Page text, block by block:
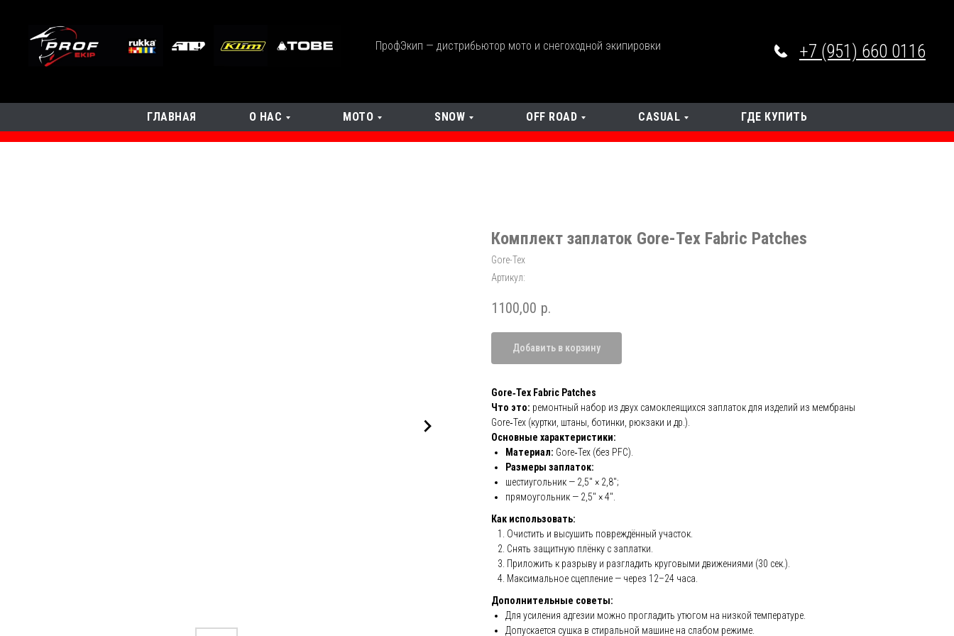
ПрофЭкип — дистрибьютор мото и снегоходной экипировки +7 (951) 660 0116
ГЛАВНАЯ О НАС МОТО SNOW OFF ROAD CASUAL ГДЕ КУПИТЬ
Комплект заплаток Gore-Tex Fabric Patches
Gore-Tex
Артикул:
1100,00 р.
Добавить в корзину
Gore‑Tex Fabric Patches
Что это: ремонтный набор из двух самоклеящихся заплаток для изделий из мембраны
Gore‑Tex (куртки, штаны, ботинки, рюкзаки и др.).
Основные характеристики:
Материал: Gore‑Tex (без PFC).
Размеры заплаток:
шестиугольник — 2,5″ × 2,8″;
прямоугольник — 2,5″ × 4″.
Как использовать:
Очистить и высушить повреждённый участок.
Снять защитную плёнку с заплатки.
Приложить к разрыву и разгладить круговыми движениями (30 сек.).
Максимальное сцепление — через 12–24 часа.
Дополнительные советы:
Для усиления адгезии можно прогладить утюгом на низкой температуре.
Допускается сушка в стиральной машине на слабом режиме.